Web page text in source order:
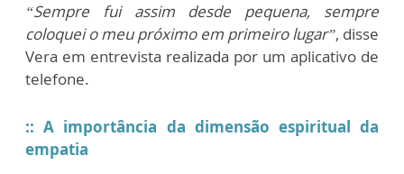
“Sempre fui assim desde pequena, sempre
coloquei o meu próximo em primeiro lugar”, disse
Vera em entrevista realizada por um aplicativo de
telefone.
:: A importância da dimensão espiritual da
empatia